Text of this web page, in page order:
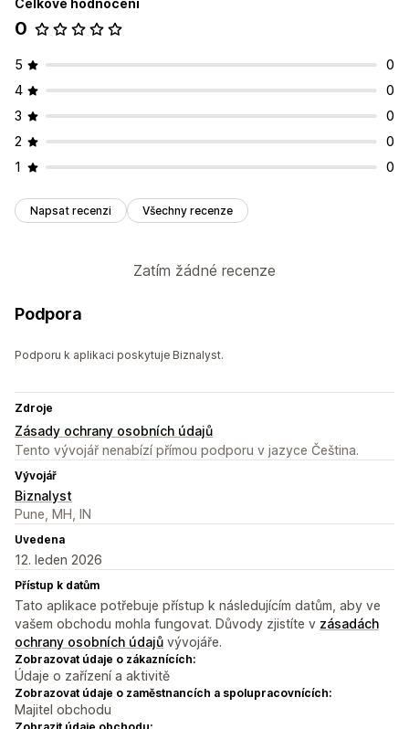
Celkové hodnocení
0
5
0
4
0
3
0
2
0
1
0
Napsat recenzi Všechny recenze
Zatím žádné recenze
Podpora
Podporu k aplikaci poskytuje Biznalyst.
Zdroje
Zásady ochrany osobních údajů
Tento vývojář nenabízí přímou podporu v jazyce Čeština.
Vývojář
Biznalyst
Pune, MH, IN
Uvedena
12. leden 2026
Přístup k datům
Tato aplikace potřebuje přístup k následujícím datům, aby ve
vašem obchodu mohla fungovat. Důvody zjistíte v zásadách
ochrany osobních údajů vývojáře.
Zobrazovat údaje o zákaznících:
Údaje o zařízení a aktivitě
Zobrazovat údaje o zaměstnancích a spolupracovnících:
Majitel obchodu